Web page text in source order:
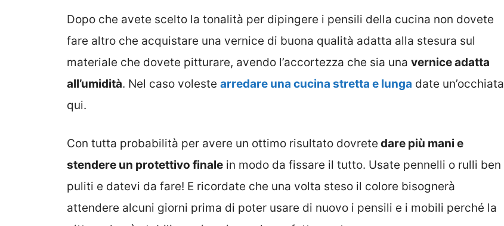
Dopo che avete scelto la tonalità per dipingere i pensili della cucina non dovete
fare altro che acquistare una vernice di buona qualità adatta alla stesura sul
materiale che dovete pitturare, avendo l’accortezza che sia una vernice adatta
all’umidità. Nel caso voleste arredare una cucina stretta e lunga date un’occhiata
qui.
Con tutta probabilità per avere un ottimo risultato dovrete dare più mani e
stendere un protettivo finale in modo da fissare il tutto. Usate pennelli o rulli ben
puliti e datevi da fare! E ricordate che una volta steso il colore bisognerà
attendere alcuni giorni prima di poter usare di nuovo i pensili e i mobili perché la